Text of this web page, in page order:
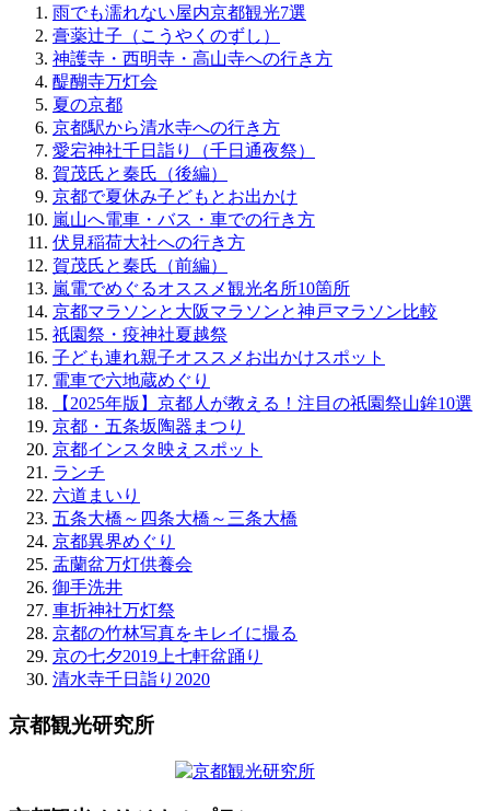
雨でも濡れない屋内京都観光7選
膏薬辻子（こうやくのずし）
神護寺・西明寺・高山寺への行き方
醍醐寺万灯会
夏の京都
京都駅から清水寺への行き方
愛宕神社千日詣り（千日通夜祭）
賀茂氏と秦氏（後編）
京都で夏休み子どもとお出かけ
嵐山へ電車・バス・車での行き方
伏見稲荷大社への行き方
賀茂氏と秦氏（前編）
嵐電でめぐるオススメ観光名所10箇所
京都マラソンと大阪マラソンと神戸マラソン比較
祇園祭・疫神社夏越祭
子ども連れ親子オススメお出かけスポット
電車で六地蔵めぐり
【2025年版】京都人が教える！注目の祇園祭山鉾10選
京都・五条坂陶器まつり
京都インスタ映えスポット
ランチ
六道まいり
五条大橋～四条大橋～三条大橋
京都異界めぐり
盂蘭盆万灯供養会
御手洗井
車折神社万灯祭
京都の竹林写真をキレイに撮る
京の七夕2019上七軒盆踊り
清水寺千日詣り2020
京都観光研究所